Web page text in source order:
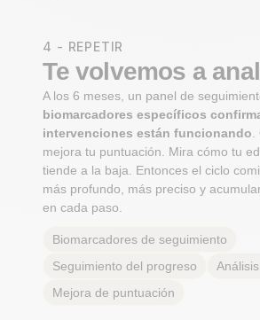
4 - REPETIR
Te volvemos a
A los 6 meses, un panel de
biomarcadores específicos
intervenciones están funcionando
mejora tu puntuación. Mira cómo tu
tiende a la baja. Entonces el ciclo
más profundo, más preciso y
en cada paso.
Biomarcadores de seguimiento
Seguimiento del progreso
Mejora de puntuación